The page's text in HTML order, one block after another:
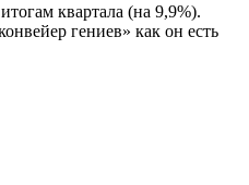
квартала (на 9,9%).
гениев» как он есть